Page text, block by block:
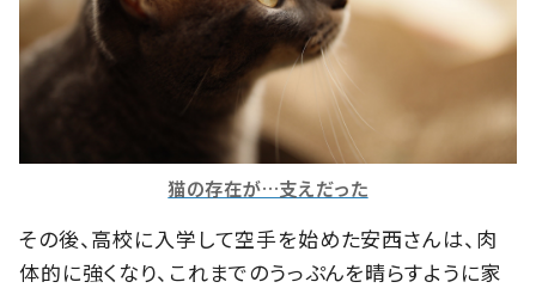
猫の存在が…支えだった
その後、高校に入学して空手を始めた安西さんは、肉
体的に強くなり、これまでのうっぷんを晴らすように家